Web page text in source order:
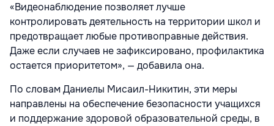
«Видеонаблюдение позволяет лучше
контролировать деятельность на территории школ и
предотвращает любые противоправные действия.
Даже если случаев не зафиксировано, профилактика
остается приоритетом», — добавила она.
По словам Даниелы Мисаил-Никитин, эти меры
направлены на обеспечение безопасности учащихся
и поддержание здоровой образовательной среды, в